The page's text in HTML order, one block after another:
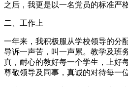
之后，我更是以一名党员的标准严
二、工作上
一年来，我积极服从学校领导的分
导诉一声苦，叫一声累。教学及班
真，耐心的教好每一个学生，上好
尊敬领导及同事，真诚的对待每一